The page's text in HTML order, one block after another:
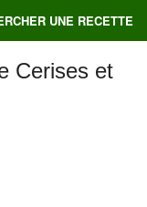
UNE RECETTE
Cerises et